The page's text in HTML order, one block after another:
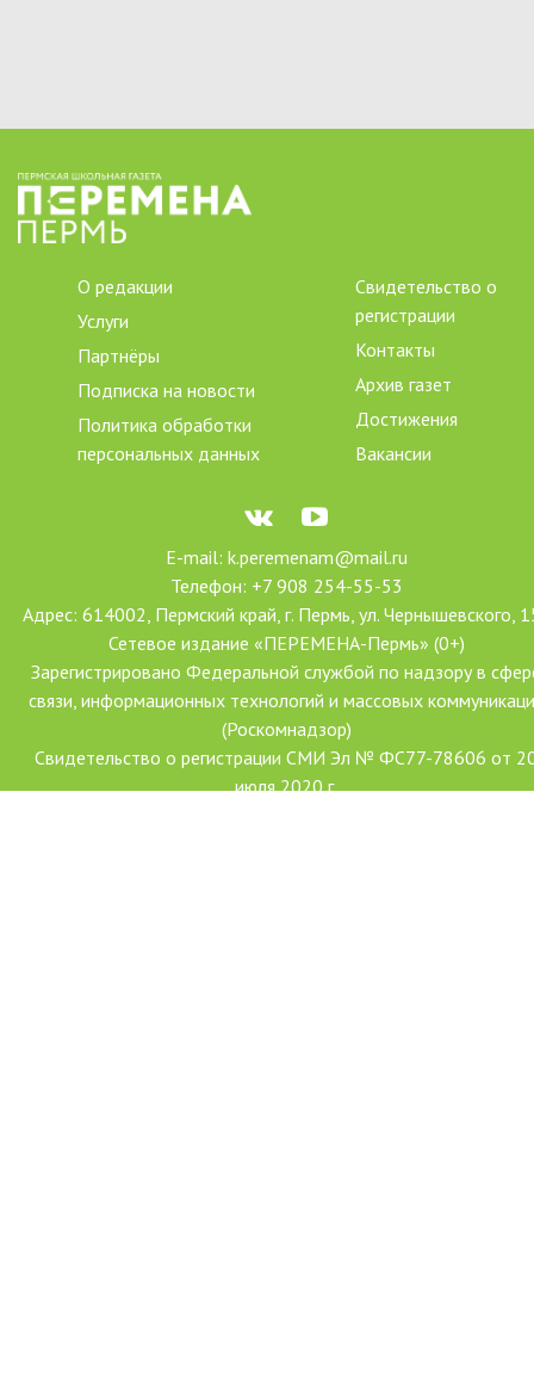
О редакции
Услуги
Партнёры
Подписка на новости
Политика обработки
персональных данных
Свидетельство о
регистрации
Контакты
Архив газет
Достижения
Вакансии
E-mail: k.peremenam@mail.ru
Телефон: +7 908 254-55-53
Адрес: 614002, Пермский край, г. Пермь, ул. Чернышевского,
Сетевое издание «ПЕРЕМЕНА-Пермь» (0+)
Зарегистрировано Федеральной службой по надзору в
связи, информационных технологий и массовых
(Роскомнадзор)
Свидетельство о регистрации СМИ Эл № ФС77-78606 от
июля 2020 г.